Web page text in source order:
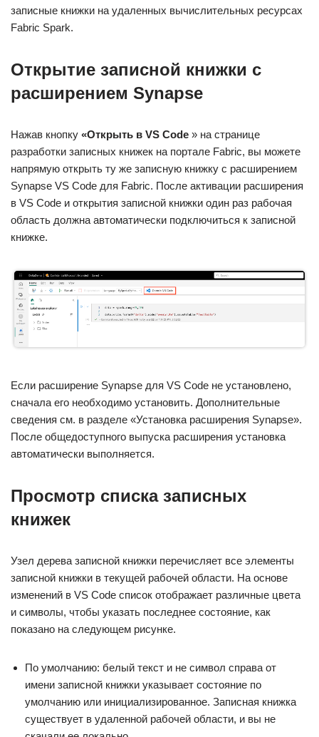
записные книжки на удаленных вычислительных ресурсах
Fabric Spark.
Открытие записной книжки с
расширением Synapse
Нажав кнопку «Открыть в VS Code » на странице
разработки записных книжек на портале Fabric, вы можете
напрямую открыть ту же записную книжку с расширением
Synapse VS Code для Fabric. После активации расширения
в VS Code и открытия записной книжки один раз рабочая
область должна автоматически подключиться к записной
книжке.
Если расширение Synapse для VS Code не установлено,
сначала его необходимо установить. Дополнительные
сведения см. в разделе «Установка расширения Synapse».
После общедоступного выпуска расширения установка
автоматически выполняется.
Просмотр списка записных
книжек
Узел дерева записной книжки перечисляет все элементы
записной книжки в текущей рабочей области. На основе
изменений в VS Code список отображает различные цвета
и символы, чтобы указать последнее состояние, как
показано на следующем рисунке.
По умолчанию: белый текст и не символ справа от
имени записной книжки указывает состояние по
умолчанию или инициализированное. Записная книжка
существует в удаленной рабочей области, и вы не